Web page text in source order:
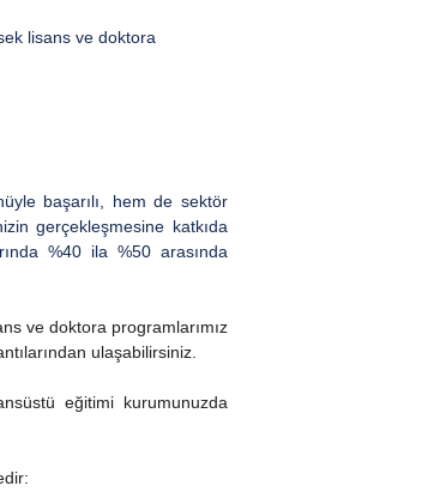
lisans ve doktora
başarılı, hem de sektör
gerçekleşmesine katkıda
%40 ila %50 arasında
ve doktora programlarımız
ulaşabilirsiniz.
eğitimi kurumunuzda